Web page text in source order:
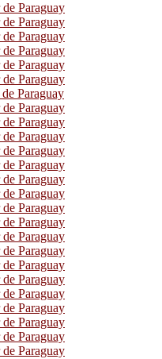
Paraguay
Paraguay
Paraguay
Paraguay
Paraguay
Paraguay
Paraguay
Paraguay
Paraguay
Paraguay
Paraguay
Paraguay
Paraguay
Paraguay
Paraguay
Paraguay
Paraguay
Paraguay
Paraguay
Paraguay
Paraguay
Paraguay
Paraguay
Paraguay
Paraguay